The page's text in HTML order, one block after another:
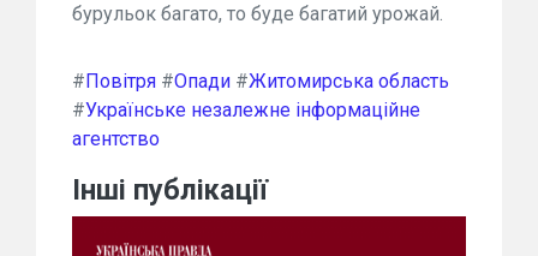
бурульок багато, то буде багатий урожай.
#Повітря #Опади #Житомирська область
#Українське незалежне інформаційне
агентство
Інші публікації